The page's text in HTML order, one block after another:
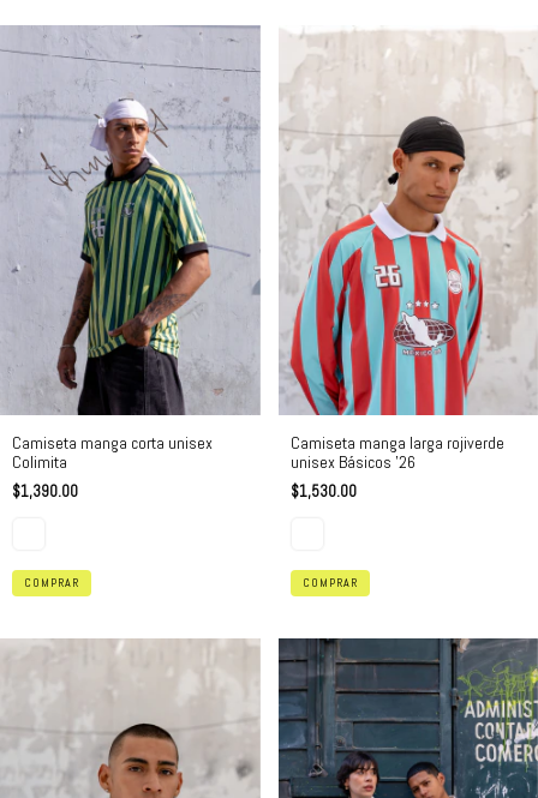
Camiseta manga corta unisex
Colimita
$1,390.00
COMPRAR
Camiseta manga larga rojiverde
unisex Básicos '26
$1,530.00
COMPRAR